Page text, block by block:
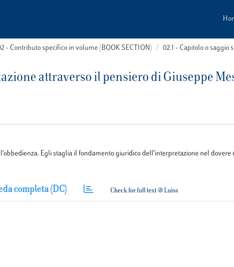
- Contributo specifico in volume (BOOK SECTION) 02.1 - Capitolo o saggio
attraverso il pensiero di Giuseppe
Egli staglia il fondamento giuridico dell’interpretazione nel dovere
completa (DC)